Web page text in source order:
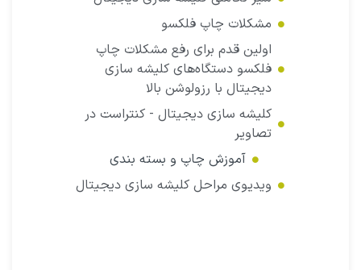
مشکلات چاپ فلکسو
اولین قدم برای رفع مشکلات چاپ
فلکسو دستگاه‌های کلیشه سازی
دیجیتال با رزولوشن بالا
کلیشه سازی دیجیتال - کنتراست در
تصاویر
آموزش چاپ و بسته بندی
ویدیوی مراحل کلیشه سازی دیجیتال